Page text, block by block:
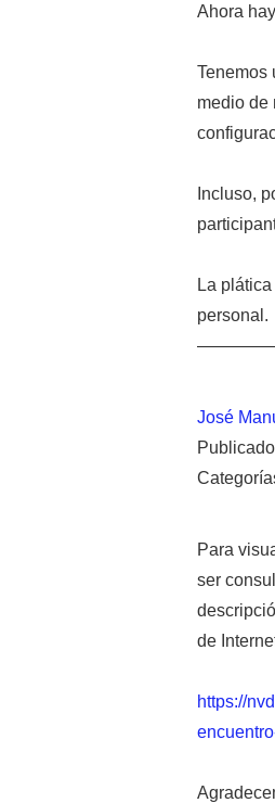
Ahora
Tenemos
medio de
Incluso,
La
personal.
José
Publicado
Para
ser
de
https://